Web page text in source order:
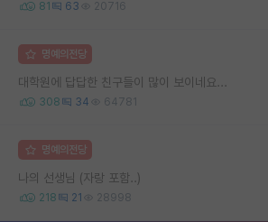
81 63 20716
명예의전당
대학원에 답답한 친구들이 많이 보이네요...
308 34 64781
명예의전당
나의 선생님 (자랑 포함..)
218 21 28998